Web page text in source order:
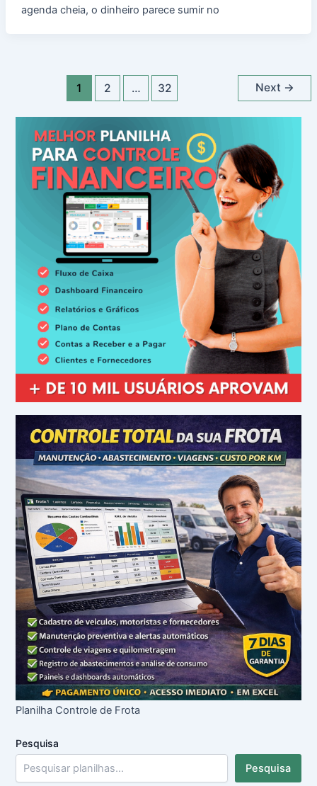
agenda cheia, o dinheiro parece sumir no
1 2 … 32 Next →
Planilha Controle de Frota
Pesquisa
Pesquisa